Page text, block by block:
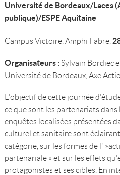
Université de Bordeaux/Laces
publique)/ESPE Aquitaine
Campus Victoire, Amphi Fabre,
Organisateurs : Sylvain Bordiec
Université de Bordeaux, Axe
L’objectif de cette journée
ce que sont les partenariats dans
enquêtes localisées présentées
culturel et sanitaire sont
catégorie, sur les formes de l'
partenariale » et sur les effets
protagonistes et ses cibles. En